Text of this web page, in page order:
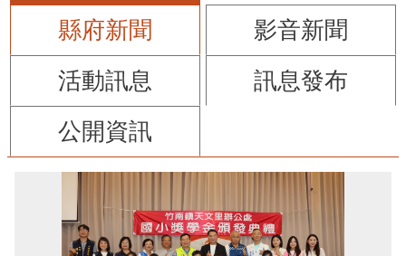
縣府新聞
影音新聞
活動訊息
訊息發布
公開資訊